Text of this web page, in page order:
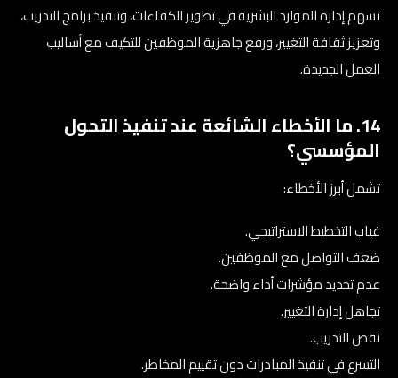
تسهم إدارة الموارد البشرية في تطوير الكفاءات، وتنفيذ برامج التدريب،
وتعزيز ثقافة التغيير، ورفع جاهزية الموظفين للتكيف مع أساليب
العمل الجديدة.
14. ما الأخطاء الشائعة عند تنفيذ التحول
المؤسسي؟
تشمل أبرز الأخطاء:
غياب التخطيط الاستراتيجي.
ضعف التواصل مع الموظفين.
عدم تحديد مؤشرات أداء واضحة.
تجاهل إدارة التغيير.
نقص التدريب.
التسرع في تنفيذ المبادرات دون تقييم المخاطر.